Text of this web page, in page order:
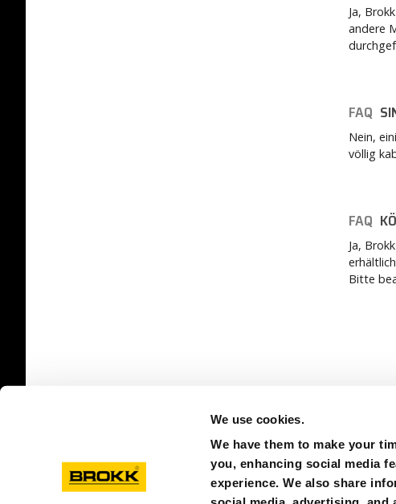
We use cookies.
We have them to make your
you, enhancing social media
experience. We also share
Ja,
andere
FAQ
Nein,
völlig
FAQ
Ja,
Bitte